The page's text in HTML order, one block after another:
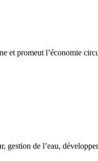
et promeut l’économie
gestion de l’eau,